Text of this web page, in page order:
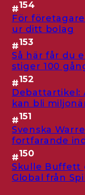
#154
För
ur ditt bolag
#153
Så här får du
stiger 100
#152
Debattartikel:
kan bli
#151
Svenska
fortfarande
#150
Skulle Buffett
Global från